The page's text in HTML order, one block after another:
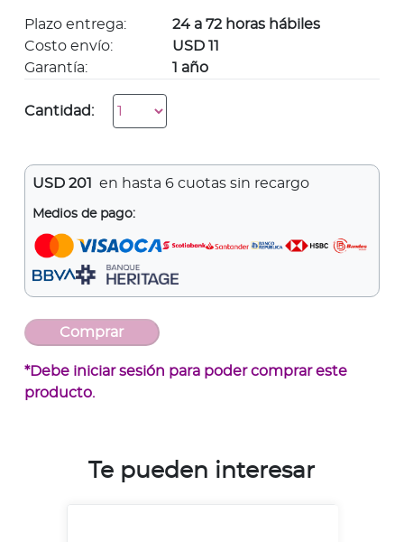
Plazo entrega:
24 a 72 horas hábiles
Costo envío:
USD 11
Garantía:
1 año
Cantidad:
USD 201 en hasta 6 cuotas sin recargo
Medios de pago:
*Debe iniciar sesión para poder comprar este
producto.
Te pueden interesar